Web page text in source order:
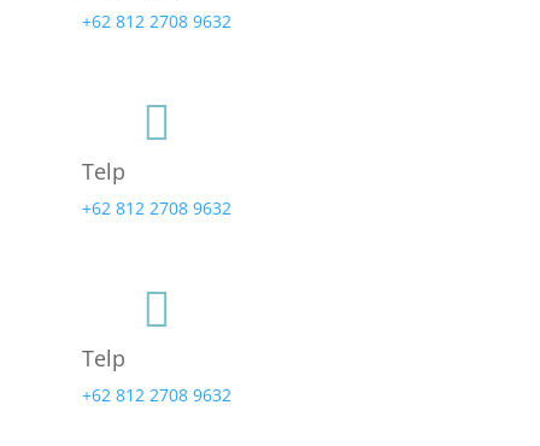
+62 812 2708 9632

Telp
+62 812 2708 9632

Telp
+62 812 2708 9632